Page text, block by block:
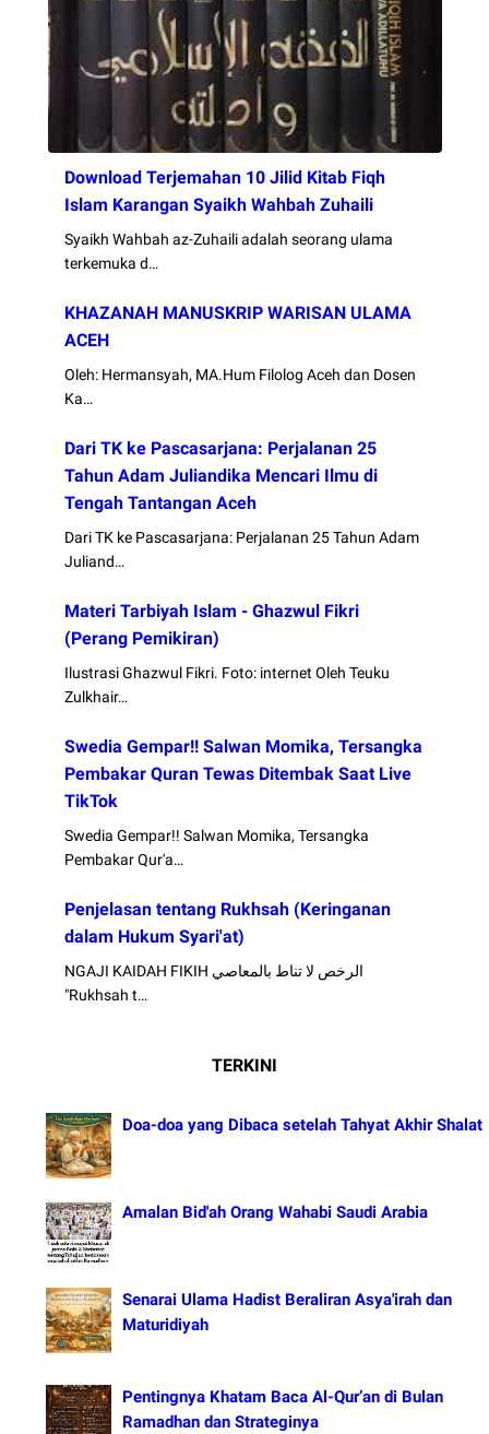
Download Terjemahan 10 Jilid Kitab Fiqh
Islam Karangan Syaikh Wahbah Zuhaili
Syaikh Wahbah az-Zuhaili adalah seorang ulama
terkemuka d…
KHAZANAH MANUSKRIP WARISAN ULAMA
ACEH
Oleh: Hermansyah, MA.Hum Filolog Aceh dan Dosen
Ka…
Dari TK ke Pascasarjana: Perjalanan 25
Tahun Adam Juliandika Mencari Ilmu di
Tengah Tantangan Aceh
Dari TK ke Pascasarjana: Perjalanan 25 Tahun Adam
Juliand…
Materi Tarbiyah Islam - Ghazwul Fikri
(Perang Pemikiran)
Ilustrasi Ghazwul Fikri. Foto: internet Oleh Teuku
Zulkhair…
Swedia Gempar!! Salwan Momika, Tersangka
Pembakar Quran Tewas Ditembak Saat Live
TikTok
Swedia Gempar!! Salwan Momika, Tersangka
Pembakar Qur'a…
Penjelasan tentang Rukhsah (Keringanan
dalam Hukum Syari'at)
NGAJI KAIDAH FIKIH الرخص لا تناط بالمعاصي
"Rukhsah t…
TERKINI
Doa-doa yang Dibaca setelah Tahyat Akhir Shalat
Amalan Bid'ah Orang Wahabi Saudi Arabia
Senarai Ulama Hadist Beraliran Asya'irah dan
Maturidiyah
Pentingnya Khatam Baca Al-Qur’an di Bulan
Ramadhan dan Strateginya